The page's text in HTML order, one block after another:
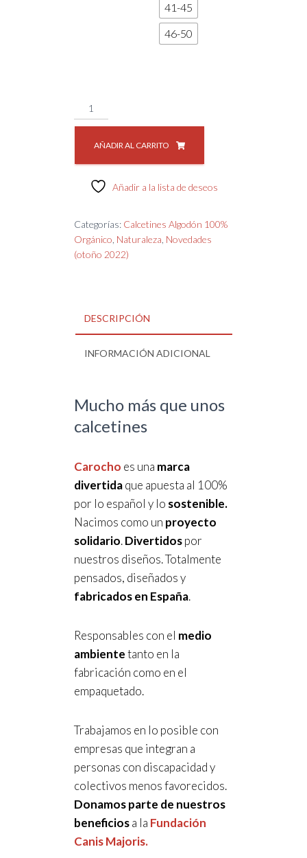
41-45
46-50
Calcetines
Tractores
AÑADIR AL CARRITO
Añadir a la lista de deseos
Categorías: Calcetines Algodón 100%
Orgánico Naturaleza Novedades
(otoño 2022)
DESCRIPCIÓN
INFORMACIÓN ADICIONAL
Mucho más que unos
calcetines
Carocho es una marca
divertidaque apuesta al 100%
por lo español y lo sostenible.
Nacimos como un proyecto
solidario.Divertidospor
nuestros diseños. Totalmente
pensados, diseñados y
fabricados en España.
Responsables con el medio
ambientetanto en la
fabricación como en el
empaquetado.
Trabajamos en lo posible con
empresas que integran a
personas con discapacidad y
colectivos menos favorecidos.
Donamos parte de nuestros
beneficiosa la Fundación
Canis Majoris.